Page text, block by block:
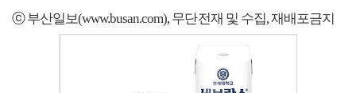
ⓒ 부산일보(www.busan.com), 무단전재 및 수집, 재배포금지